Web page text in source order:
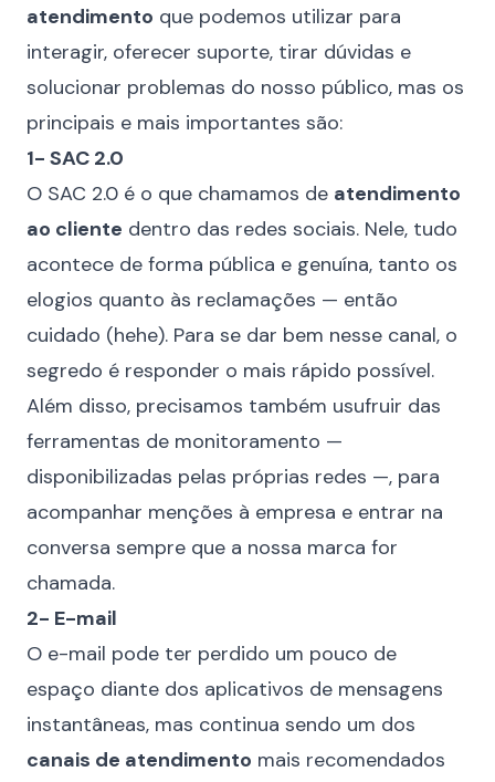
atendimento que podemos utilizar para
interagir, oferecer suporte, tirar dúvidas e
solucionar problemas do nosso público, mas os
principais e mais importantes são:
1- SAC 2.0
O SAC 2.0 é o que chamamos de atendimento
ao cliente dentro das redes sociais. Nele, tudo
acontece de forma pública e genuína, tanto os
elogios quanto às reclamações — então
cuidado (hehe). Para se dar bem nesse canal, o
segredo é responder o mais rápido possível.
Além disso, precisamos também usufruir das
ferramentas de monitoramento —
disponibilizadas pelas próprias redes —, para
acompanhar menções à empresa e entrar na
conversa sempre que a nossa marca for
chamada.
2- E-mail
O e-mail pode ter perdido um pouco de
espaço diante dos aplicativos de mensagens
instantâneas, mas continua sendo um dos
canais de atendimento mais recomendados